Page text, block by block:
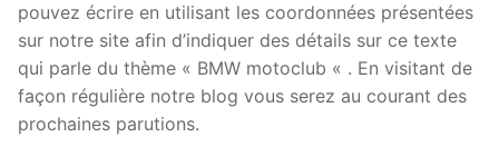
pouvez écrire en utilisant les coordonnées présentées
sur notre site afin d’indiquer des détails sur ce texte
qui parle du thème « BMW motoclub « . En visitant de
façon régulière notre blog vous serez au courant des
prochaines parutions.